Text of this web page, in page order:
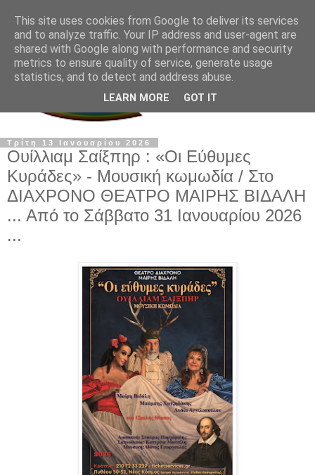
Τρίτη 13 Ιανουαρίου 2026
Ουίλλιαμ Σαίξπηρ : «Οι Εύθυμες
Κυράδες» - Μουσική κωμωδία / Στο
ΔΙΑΧΡΟΝΟ ΘΕΑΤΡΟ ΜΑΙΡΗΣ ΒΙΔΑΛΗ
... Από το Σάββατο 31 Ιανουαρίου 2026
...
This site uses cookies from Google to deliver its services
and to analyze traffic. Your IP address and user-agent are
shared with Google along with performance and security
metrics to ensure quality of service, generate usage
statistics, and to detect and address abuse.
LEARN MORE GOT IT